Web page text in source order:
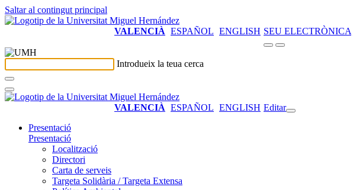
Saltar al contingut principal
VALENCIÀ ESPAÑOL ENGLISH SEU ELECTRÒNICA
Introdueix la teua cerca
VALENCIÀ ESPAÑOL ENGLISH Editar
Presentació
Presentació
Localització
Directori
Carta de serveis
Targeta Solidària / Targeta Extensa